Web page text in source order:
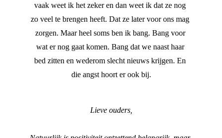
vaak weet ik het zeker en dan weet ik dat ze nog
zo veel te brengen heeft. Dat ze later voor ons mag
zorgen. Maar heel soms ben ik bang. Bang voor
wat er nog gaat komen. Bang dat we naast haar
bed zitten en wederom slecht nieuws krijgen. En
die angst hoort er ook bij.
Lieve ouders,